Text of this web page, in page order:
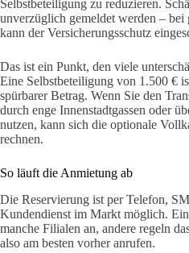
Selbstbeteiligung zu reduzieren.
unverzüglich gemeldet werden – bei
kann der Versicherungsschutz
Das ist ein Punkt, den viele
Eine Selbstbeteiligung von 1.500 €
spürbarer Betrag. Wenn Sie den
durch enge Innenstadtgassen oder
nutzen, kann sich die optionale
rechnen.
So läuft die Anmietung ab
Die Reservierung ist per Telefon,
Kundendienst im Markt möglich.
manche Filialen an, andere regeln
also am besten vorher anrufen.